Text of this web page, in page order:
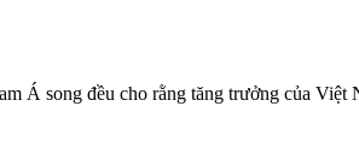
Á song đều cho rằng tăng trưởng của Việt